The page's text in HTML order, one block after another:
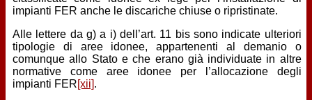
impianti FER anche le discariche chiuse o ripristinate.
Alle lettere da g) a i) dell’art. 11 bis sono indicate ulteriori
tipologie di aree idonee, appartenenti al demanio o
comunque allo Stato e che erano già individuate in altre
normative come aree idonee per l’allocazione degli
impianti FER[xii].